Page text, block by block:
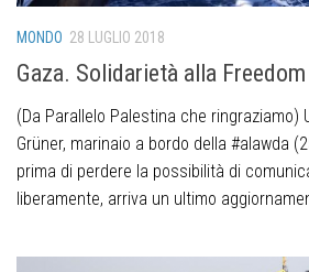
MONDO 28 LUGLIO 2018
Gaza. Solidarietà alla
(Da Parallelo Palestina che ringraziamo)
Grüner, marinaio a bordo della #alawda
prima di perdere la possibilità di
liberamente, arriva un ultimo